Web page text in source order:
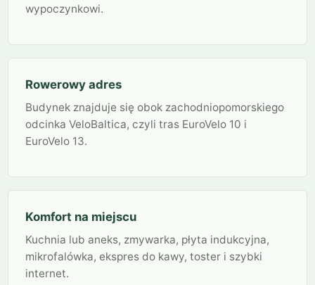
wypoczynkowi.
Rowerowy adres
Budynek znajduje się obok zachodniopomorskiego
odcinka VeloBaltica, czyli tras EuroVelo 10 i
EuroVelo 13.
Komfort na miejscu
Kuchnia lub aneks, zmywarka, płyta indukcyjna,
mikrofalówka, ekspres do kawy, toster i szybki
internet.